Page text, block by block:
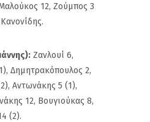
12, Ζούμπος 3
Ζανλουί 6,
Δημητρακόπουλος 2,
Αντωνάκης 5 (1),
12, Βουγιούκας 8,
(2).